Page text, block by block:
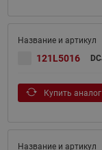
121L5016
Купить аналог